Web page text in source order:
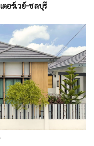
อร์เวย์-ชลบุรี